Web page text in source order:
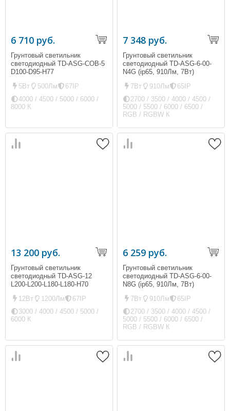
6 710 руб.
Грунтовый светильник
светодиодный TD-ASG-COB-5
D100-D95-H77
5Вт
500Лм
67IP
4000 / 4500 / 5000 / 6000 /
8000 К
7 348 руб.
Грунтовый светильник
светодиодный TD-ASG-6-00-
N4G (ip65, 910Лм, 7Вт)
7Вт
910Лм
65IP
2700 / 3500 / 4000 / 4500 /
5000 / 5500 / 6000 / 6500 /
RGB / RGBW К
13 200 руб.
Грунтовый светильник
светодиодный TD-ASG-12
L200-L200-L180-L180-H70
12Вт
1200Лм
67IP
3000 / 4000 / 4500 / 5000 /
6000 К
6 259 руб.
Грунтовый светильник
светодиодный TD-ASG-6-00-
N8G (ip65, 910Лм, 7Вт)
7Вт
910Лм
65IP
2700 / 3500 / 4000 / 4500 /
5000 / 5500 / 6000 / 6500 /
RGB / RGBW К